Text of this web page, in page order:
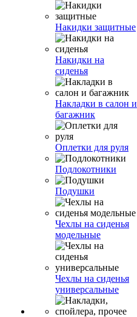
Накидки защитные
Накидки на
сиденья
Накладки в салон и
багажник
Оплетки для руля
Подлокотники
Подушки
Чехлы на сиденья
модельные
Чехлы на сиденья
универсальные